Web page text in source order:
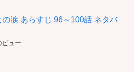
の涙 あらすじ 96～100話 ネタバ
ビュー